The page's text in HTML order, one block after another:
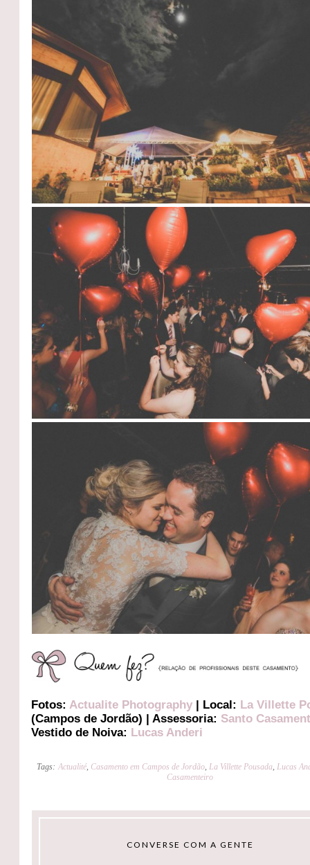
Fotos:Actualite Photography | Local: La Villette
(Campos de Jordão) | Assessoria: Santo
Vestido de Noiva: Lucas Anderi
Tags: Actualité, Casamento em Campos de Jordão, La Villette Pousada, Lucas
Casamenteiro
CONVERSE COM A GENTE